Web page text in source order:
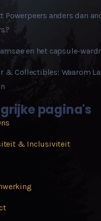
Powerpeers anders dan
en het capsule-
& Collectibles: Waarom
pagina's
& Inclusiviteit